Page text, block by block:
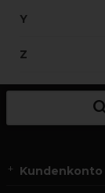
Y
Z
Kundenkonto